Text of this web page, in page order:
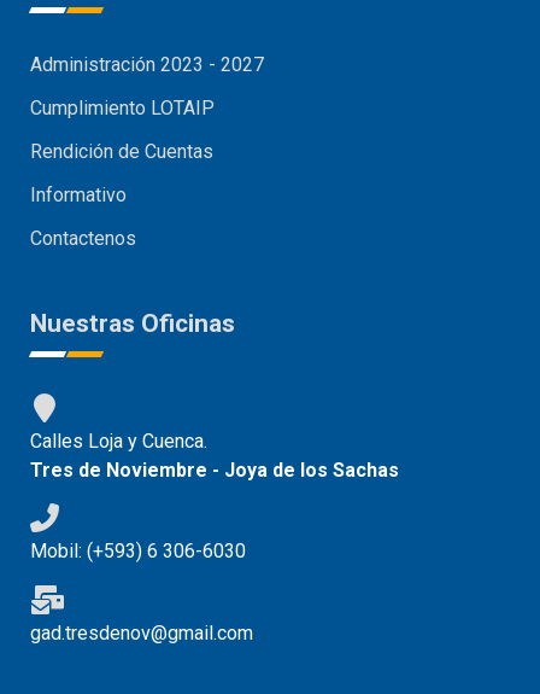
Administración 2023 - 2027
Cumplimiento LOTAIP
Rendición de Cuentas
Informativo
Contactenos
Nuestras Oficinas
Calles Loja y Cuenca.
Tres de Noviembre - Joya de los Sachas
Mobil: (+593) 6 306-6030
gad.tresdenov@gmail.com